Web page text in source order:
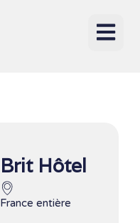
Brit Hôtel
France entière